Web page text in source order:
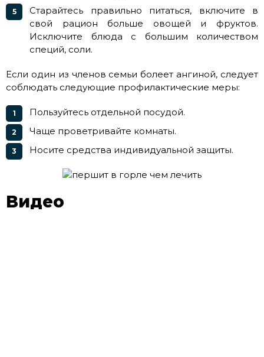
Старайтесь правильно питаться, включите в
свой рацион больше овощей и фруктов.
Исключите блюда с большим количеством
специй, соли.
Если один из членов семьи болеет ангиной, следует
соблюдать следующие профилактические меры:
Пользуйтесь отдельной посудой.
Чаще проветривайте комнаты.
Носите средства индивидуальной защиты.
Видео